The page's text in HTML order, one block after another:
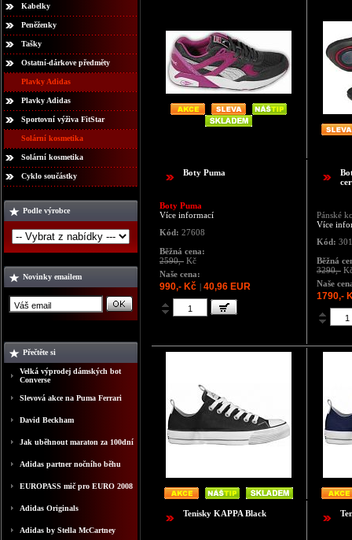
Kabelky
Peněženky
Tašky
Ostatní-dárkove předměty
Plavky Adidas
Plavky Adidas
Sportovní výživa FitStar
Solární kosmetika
Solární kosmetika
Cyklo součástky
Podle výrobce
Novinky emailem
Přečtěte si
Velká výprodej dámských bot
Converse
Slevová akce na Puma Ferrari
David Beckham
Jak uběhnout maraton za 100dní
Adidas partner nočního běhu
EUROPASS mič pro EURO 2008
Adidas Originals
Adidas by Stella McCartney
Boty Puma
Boty Puma
Více informací
Kód: 27608
Běžná cena:
2590,- Kč
Naše cena:
990,- Kč | 40,96 EUR
Pánské
Více
Kód:
Běžná
3290,-
Naše
1790,-
Tenisky KAPPA Black